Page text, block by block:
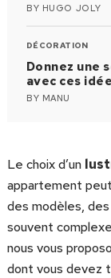
BY HUGO JOLY
DÉCORATION
Donnez une
avec ces
BY MANU
Le choix d’un
appartement
des modèles,
souvent
nous vous
dont vous devez